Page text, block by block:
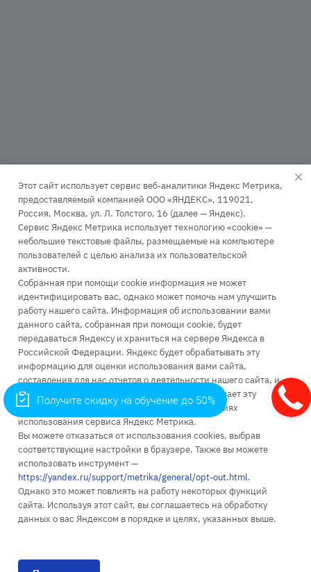
+7 (499) 110-63-99
Заказать звонок
infopk @iile.ru
111396, Москва, Зеленый проспект, д. 66А
115035, Москва, Космодамианская наб., д. 26/55 стр. 7
111024, Москва, ул. Энтузиастов 1-я, д. 6
Об университете
Поступление
Высшее образование
Доп. образование
Наука
1998 - 2026 © «ИМПЭ имени А.С. ГРИБОЕДОВА»
Этот сайт использует сервис веб-аналитики Яндекс Метрика,
предоставляемый компанией ООО «ЯНДЕКС», 119021,
Россия, Москва, ул. Л. Толстого, 16 (далее — Яндекс).
Сервис Яндекс Метрика использует технологию «cookie» —
небольшие текстовые файлы, размещаемые на компьютере
пользователей с целью анализа их пользовательской
активности.
Собранная при помощи cookie информация не может
идентифицировать вас, однако может помочь нам улучшить
работу нашего сайта. Информация об использовании вами
данного сайта, собранная при помощи cookie, будет
передаваться Яндексу и храниться на сервере Яндекса в
Российской Федерации. Яндекс будет обрабатывать эту
информацию для оценки использования вами сайта,
составления для нас отчетов о деятельности нашего сайта, и
предоставления других услуг. Яндекс обрабатывает эту
информацию в порядке, установленном в условиях
использования сервиса Яндекс Метрика.
Вы можете отказаться от использования cookies, выбрав
соответствующие настройки в браузере. Также вы можете
использовать инструмент —
https://yandex.ru/support/metrika/general/opt-out.html.
Однако это может повлиять на работу некоторых функций
сайта. Используя этот сайт, вы соглашаетесь на обработку
данных о вас Яндексом в порядке и целях, указанных выше.
Получите скидку на обучение до 50%